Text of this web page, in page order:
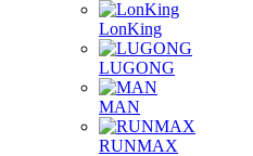
LonKing
LUGONG
MAN
RUNMAX